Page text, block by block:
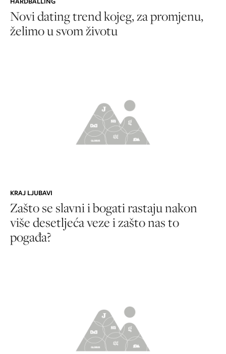
Novi dating trend kojeg, za promjenu,
želimo u svom životu
KRAJ LJUBAVI
Zašto se slavni i bogati rastaju nakon
više desetljeća veze i zašto nas to
pogađa?